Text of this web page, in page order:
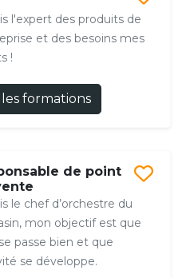
l'expert des produits de
et des besoins mes
!
formations
de point
le chef d’orchestre du
mon objectif est que
passe bien et que
se développe.